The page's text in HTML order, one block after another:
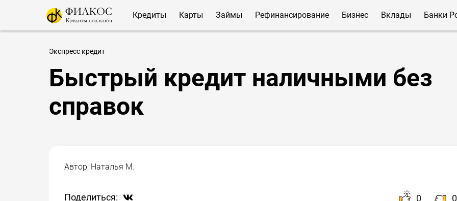
Кредиты Карты Займы Рефинансирование Бизнес Вклады Банки
Экспресс кредит
Быстрый кредит наличными без
справок
Автор: Наталья М.
Поделиться: 0 0